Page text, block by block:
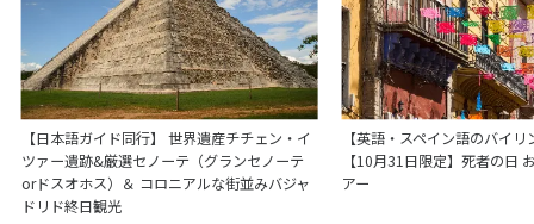
【日本語ガイド同行】 世界遺産チチェン・イ
ツァー遺跡&厳選セノーテ（グランセノーテ
orドスオホス）＆ コロニアルな街並みバジャ
ドリド終日観光
【英語・スペイン語のバイ
【10月31日限定】死者の日
アー